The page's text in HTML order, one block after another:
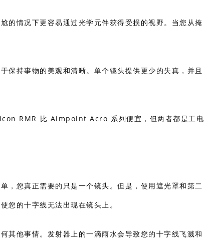
的情况下更容易通过光学元件获得受损的视野。当您从掩
保持事物的美观和清晰。单个镜头提供更少的失真，并且
RMR 比 Aimpoint Acro 系列便宜，但两者都是工电
，您真正需要的只是一个镜头。但是，使用遮光罩和第二
您的十字线无法出现在镜头上。
其他事情。发射器上的一滴雨水会导致您的十字线飞溅和